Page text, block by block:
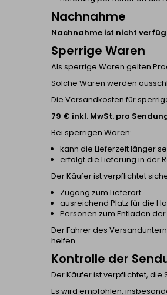
Nachnahme
Nachnahme ist nicht
Sperrige Waren
Als sperrige Waren gelten
Solche Waren werden
Die Versandkosten für
79 € inkl. MwSt. pro
Bei sperrigen Waren:
kann die Lieferzeit länger
erfolgt die Lieferung in der
Der Käufer ist verpflichtet
Zugang zum Lieferort
ausreichend Platz für die
Personen zum Entladen
Der Fahrer des
helfen.
Kontrolle der
Der Käufer ist verpflichtet,
Es wird empfohlen,